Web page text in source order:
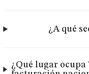
¿A qué
¿Qué lugar